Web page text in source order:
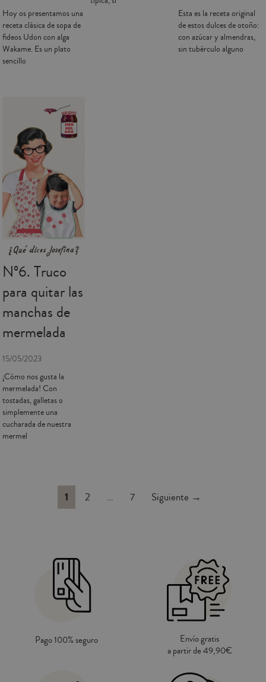
Hoy os presentamos una
receta clásica de sopa de
fideos Udon con alga
Wakame. Es un plato
sencillo
Esta es la receta original
de estos dulces de otoño:
con azúcar y almendras,
sin tubérculo alguno
Nº6. Truco
para quitar las
manchas de
mermelada
15/05/2023
¡Cómo nos gusta la
mermelada! Con
tostadas, galletas o
simplemente una
cucharada de nuestra
mermel
1 2 … 7 Siguiente →
Pago 100% seguro
Envío gratis
a partir de 49,90€